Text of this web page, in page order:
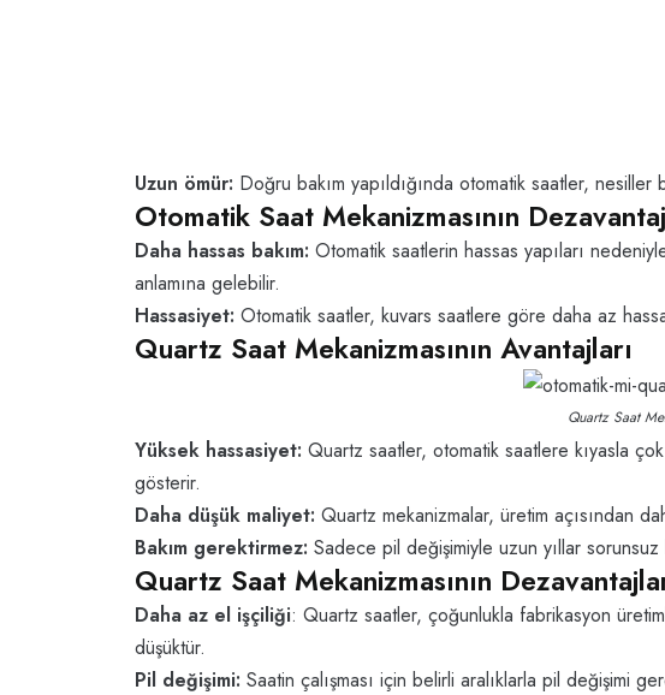
Uzun ömür: Doğru bakım yapıldığında otomatik saatler, nesiller
Otomatik Saat Mekanizmasının
Daha hassas bakım: Otomatik saatlerin hassas yapıları
anlamına gelebilir.
Hassasiyet: Otomatik saatler, kuvars saatlere göre daha az
Quartz Saat Mekanizmasının Avantajları
Quartz Saat
Yüksek hassasiyet: Quartz saatler, otomatik saatlere kıyasla
gösterir.
Daha düşük maliyet: Quartz mekanizmalar, üretim açısından
Bakım gerektirmez: Sadece pil değişimiyle uzun yıllar sorunsuz
Quartz Saat Mekanizmasının
Daha az el işçiliği: Quartz saatler, çoğunlukla fabrikasyon
düşüktür.
Pil değişimi: Saatin çalışması için belirli aralıklarla pil değişimi